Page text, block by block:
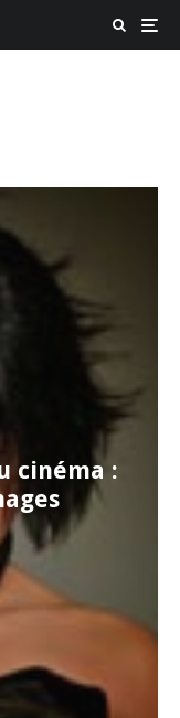
cinéma :